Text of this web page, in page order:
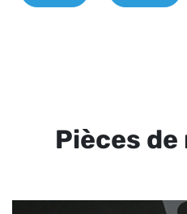
Pièces